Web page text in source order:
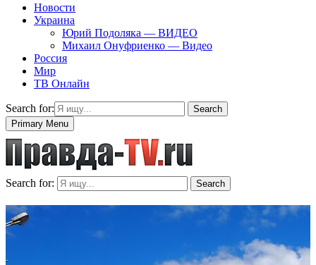
Новости
Украина
Юрий Подоляка — ВИДЕО
Михаил Онуфриенко — Видео
Россия
Мир
ТВ Онлайн
Search for:
Search
Primary Menu
Search for: Search